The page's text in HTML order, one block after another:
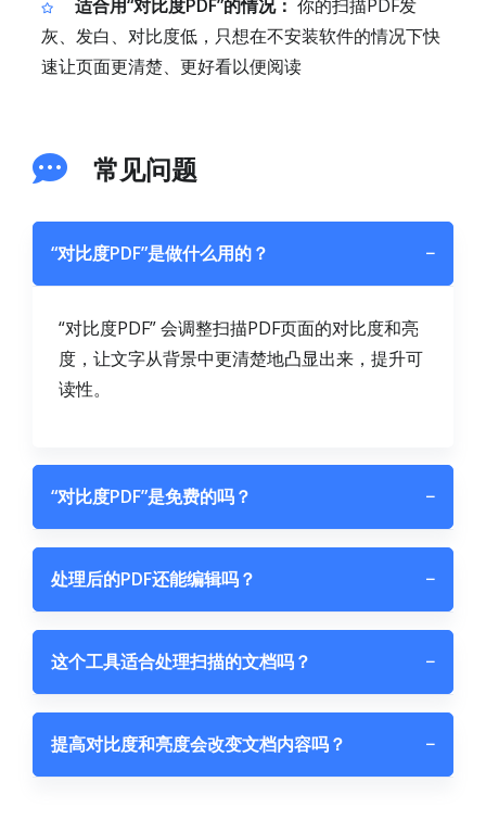
适合用“对比度PDF”的情况： 你的扫描PDF发
灰、发白、对比度低，只想在不安装软件的情况下快
速让页面更清楚、更好看以便阅读
常见问题
“对比度PDF”是做什么用的？ −
“对比度PDF” 会调整扫描PDF页面的对比度和亮
度，让文字从背景中更清楚地凸显出来，提升可
读性。
“对比度PDF”是免费的吗？ −
处理后的PDF还能编辑吗？ −
这个工具适合处理扫描的文档吗？ −
提高对比度和亮度会改变文档内容吗？ −